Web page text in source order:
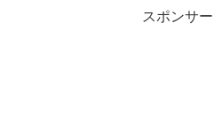
スポンサ